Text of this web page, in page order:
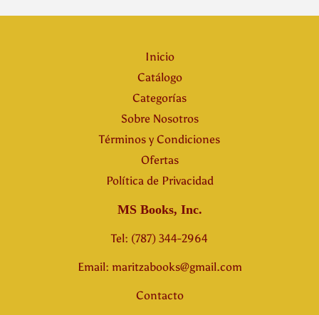
Inicio
Catálogo
Categorías
Sobre Nosotros
Términos y Condiciones
Ofertas
Política de Privacidad
MS Books, Inc.
Tel: (787) 344-2964
Email: maritzabooks@gmail.com
Contacto